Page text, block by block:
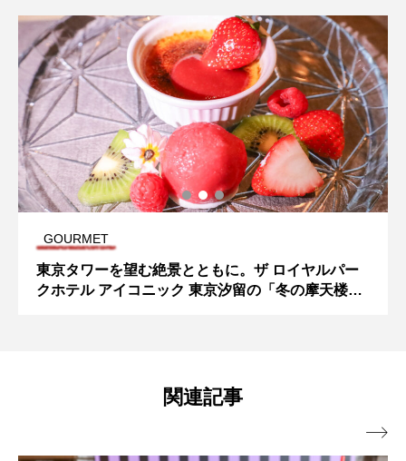
GOURMET
東京タワーを望む絶景とともに。ザ ロイヤルパー
クホテル アイコニック 東京汐留の「冬の摩天楼デ
関連記事
